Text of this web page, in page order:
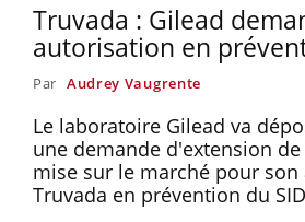
Truvada : Gilead
autorisation en
Par Audrey Vaugrente
Le laboratoire Gilead va
une demande d'extension
mise sur le marché pour
Truvada en prévention du